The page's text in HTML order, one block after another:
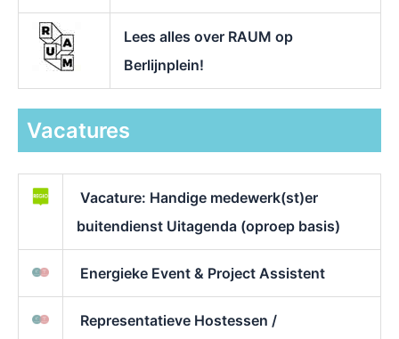
Lees alles over RAUM op
Berlijnplein!
Vacatures
Vacature: Handige medewerk(st)er
buitendienst Uitagenda (oproep basis)
Energieke Event & Project Assistent
Representatieve Hostessen /